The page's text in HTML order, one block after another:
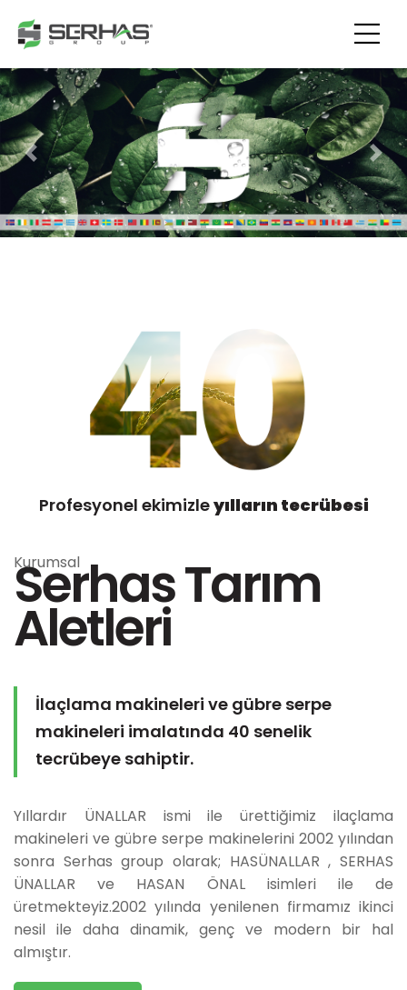
Previous Next
Profesyonel ekimizleyılların tecrübesi
Kurumsal
Serhas Tarım
Aletleri
İlaçlama makineleri ve gübre serpe
makineleri imalatında 40 senelik
tecrübeye sahiptir.
Yıllardır ÜNALLAR ismi ile ürettiğimiz ilaçlama
makineleri ve gübre serpe makinelerini 2002 yılından
sonra Serhas group olarak; HASÜNALLAR , SERHAS
ÜNALLAR ve HASAN ÖNAL isimleri ile de
üretmekteyiz.2002 yılında yenilenen firmamız ikinci
nesil ile daha dinamik, genç ve modern bir hal
almıştır.